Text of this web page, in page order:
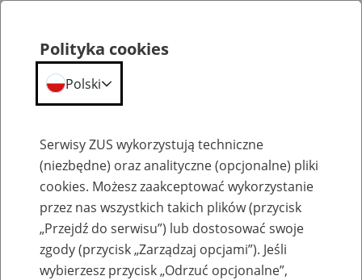
Szkolenia
Polityka cookies
Polski
Serwisy ZUS wykorzystują techniczne
(niezbędne) oraz analityczne (opcjonalne) pliki
cookies. Możesz zaakceptować wykorzystanie
przez nas wszystkich takich plików (przycisk
„Przejdź do serwisu”) lub dostosować swoje
zgody (przycisk „Zarządzaj opcjami”). Jeśli
wybierzesz przycisk „Odrzuć opcjonalne”,